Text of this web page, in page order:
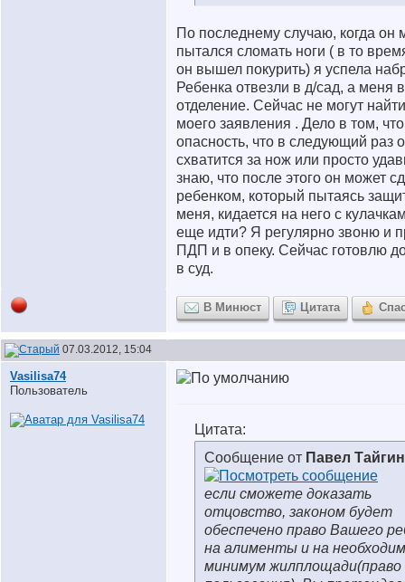
По последнему случаю, когда он
пытался сломать ноги ( в то
он вышел покурить) я успела
Ребенка отвезли в д/сад, а меня в
отделение. Сейчас не могут
моего заявления . Дело в том, что
опасность, что в следующий раз
схватится за нож или просто
знаю, что после этого он может
ребенком, который пытаясь
меня, кидается на него с
еще идти? Я регулярно звоню и
ПДП и в опеку. Сейчас готовлю
в суд.
В Минюст Цитата
07.03.2012, 15:04
Vasilisa74
Пользователь
Цитата:
Сообщение от Павел Тайгин
если сможете доказать
отцовство, законом будет
обеспечено право Вашего
на алименты и на
минимум жилплощади(право